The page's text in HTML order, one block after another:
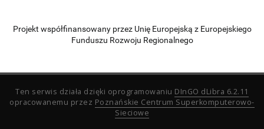
Projekt współfinansowany przez Unię Europejską z Europejskiego
Funduszu Rozwoju Regionalnego
Ten serwis działa dzięki oprogramowaniu DInGO dLibra 6.2.11
opracowanemu przez Poznańskie Centrum Superkomputerowo-
Sieciowe